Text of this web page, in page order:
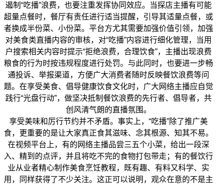
遏制“吃播”浪费，也要注重发挥协同效应。当探店主播有可能
超量点餐时，餐厅有责任进行适当提醒，引导其适量点餐，或
者换成半份菜、小份菜。平台方尤其需要加强价值引领，加强
对美食类直播内容的审核，对“吃播”内容进行细化管理，当用
户搜索相关内容时提示“拒绝浪费，合理饮食”，主播出现浪费
粮食的行为时按违规程度进行处罚。与此同时，也要进一步畅
通投诉、举报渠道，方便广大消费者随时反映餐饮浪费等问
题。在享受美食、倡导健康饮食文化时，广大网络主播应自觉
践行“光盘行动”，做坚决抵制餐饮浪费的先行者、倡导者，共
创风清气朗的直播氛围。
享受美味和厉行节约并不矛盾。事实上，“吃播”除了推广美
食，更重要的是让大家真正食其滋味、念其根源、知其不易。
在视频平台上，有的网络主播品尝三五个小菜，给出一段深
入、精到的点评，并且将吃不完的食物打包带走；有的餐饮行
业从业者精心制作美食烹饪教程，既有趣、有料又科学、实
用，同样获得了不少关注。这正可以说明，观众在意的不是主